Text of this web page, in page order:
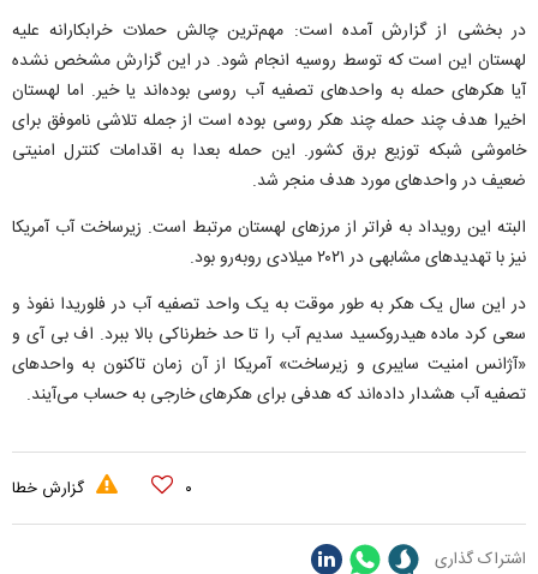
در بخشی از گزارش آمده است: مهم‌ترین چالش حملات خرابکارانه علیه
لهستان این است که توسط روسیه انجام شود. در این گزارش مشخص نشده
آیا هکر‌های حمله به واحد‌های تصفیه آب روسی بوده‌اند یا خیر. اما لهستان
اخیرا هدف چند حمله چند هکر روسی بوده است از جمله تلاشی ناموفق برای
خاموشی شبکه توزیع برق کشور. این حمله بعدا به اقدامات کنترل امنیتی
ضعیف در واحد‌های مورد هدف منجر شد.
البته این رویداد به فراتر از مرز‌های لهستان مرتبط است. زیرساخت آب آمریکا
نیز با تهدید‌های مشابهی در ۲۰۲۱ میلادی رو‌به‌رو بود.
در این سال یک هکر به طور موقت به یک واحد تصفیه آب در فلوریدا نفوذ و
سعی کرد ماده هیدروکسید سدیم آب را تا حد خطرناکی بالا ببرد. اف بی آی و
«آژانس امنیت سایبری و زیرساخت» آمریکا از آن زمان تاکنون به واحد‌های
تصفیه آب هشدار داده‌اند که هدفی برای هکر‌های خارجی به حساب می‌آیند.
۰ گزارش خطا
اشتراک گذاری